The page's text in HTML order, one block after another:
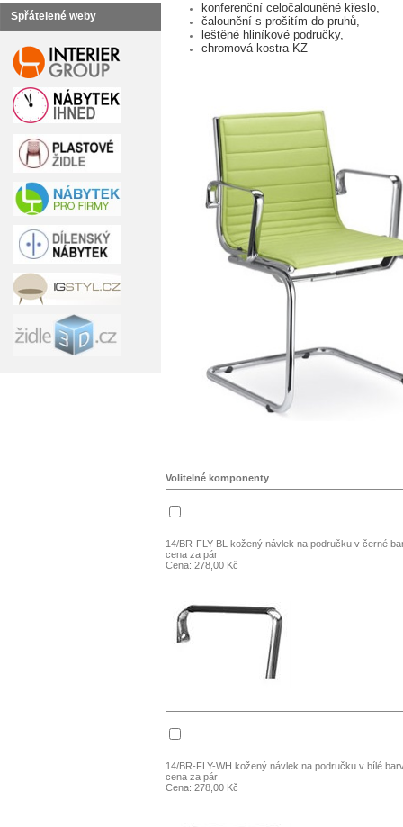
Spřátelené weby
konferenční celočalouněné křeslo,
čalounění s prošitím do pruhů,
leštěné hliníkové područky,
chromová kostra KZ
Volitelné komponenty
14/BR-FLY-BL kožený návlek na područku v černé
cena za pár
Cena: 278,00 Kč
14/BR-FLY-WH kožený návlek na područku v bílé
cena za pár
Cena: 278,00 Kč